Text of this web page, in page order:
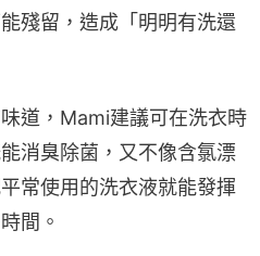
殘留，造成「明明有洗還
道，Mami建議可在洗衣時
消臭除菌，又不像含氯漂
常使用的洗衣液就能發揮
間。